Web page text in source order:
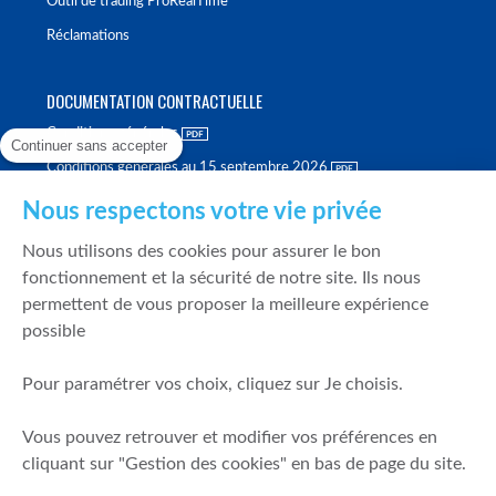
Réclamations
DOCUMENTATION CONTRACTUELLE
Conditions générales
Conditions générales au 15 septembre 2026
Politique de meilleure sélection
Politique de durabilité
Fonds de garantie des dépôts et de résolution
Mentions légales
Prévention de la fraude
Continuer sans accepter
Nous respectons votre vie privée
Nous utilisons des cookies pour assurer le bon
fonctionnement et la sécurité de notre site. Ils nous
permettent de vous proposer la meilleure expérience
possible
Pour paramétrer vos choix, cliquez sur Je choisis.
Vous pouvez retrouver et modifier vos préférences en
cliquant sur "Gestion des cookies" en bas de page du site.